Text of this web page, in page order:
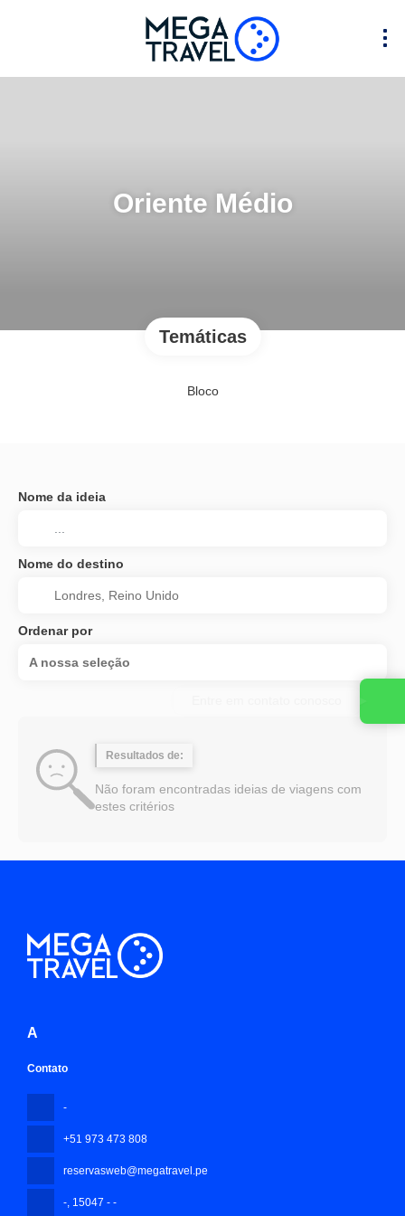
Oriente Médio
Temáticas
Bloco
Nome da ideia
Nome do destino
Ordenar por
A nossa seleção
Resultados de:
Não foram encontradas ideias de viagens com
estes critérios
A
Contato
-
+51 973 473 808
reservasweb@megatravel.pe
- , 15047 - -